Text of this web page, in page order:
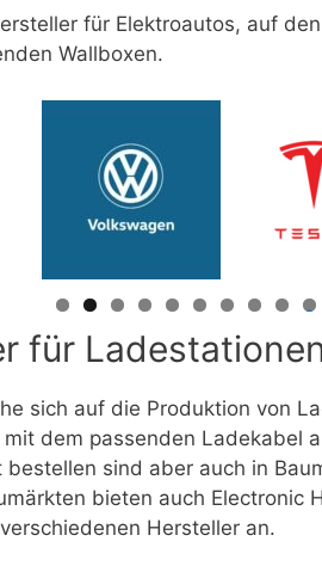
für Elektroautos, auf
Wallboxen.
0
für
sich auf die Produktion von
dem passenden Ladekabel
bestellen sind aber auch in
bieten auch Electronic
Hersteller an.